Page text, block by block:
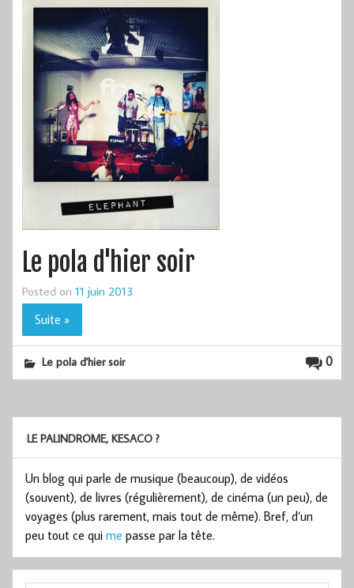
Le pola d'hier soir
Posted on 11 juin 2013
Suite »
0
Le pola d'hier soir
LE PALINDROME, KESACO ?
Un blog qui parle de musique (beaucoup), de vidéos
(souvent), de livres (régulièrement), de cinéma (un peu), de
voyages (plus rarement, mais tout de même). Bref, d’un
peu tout ce qui me passe par la tête.